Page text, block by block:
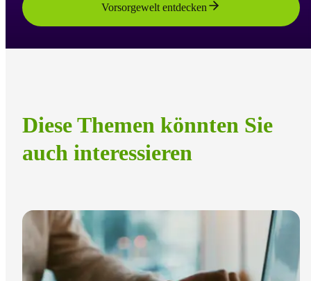
Vorsorgewelt entdecken
Diese Themen könnten Sie
auch interessieren